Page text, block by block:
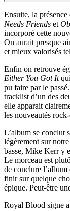
Ensuite, la
Needs Friends et
incorporé cette
On aurait presque
et mieux valorisés
Enfin on retrouve
Either You Got Itqui
pu faire par le
tracklist d’un des
elle apparait
les nouveautés
L’album se conclut
légèrement sur
basse, Mike Kerr y
Le morceau est
de conclure
finir sur quelque
épique. Peut-être
Royal Blood signe